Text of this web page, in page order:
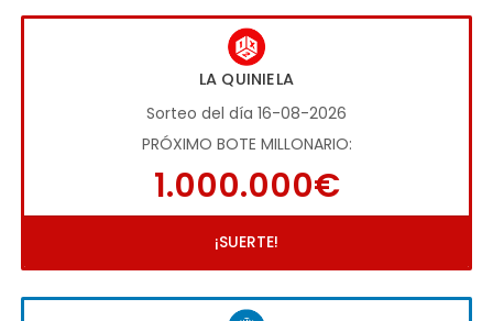
LA QUINIELA
Sorteo del día 16-08-2026
PRÓXIMO BOTE MILLONARIO:
1.000.000€
¡SUERTE!